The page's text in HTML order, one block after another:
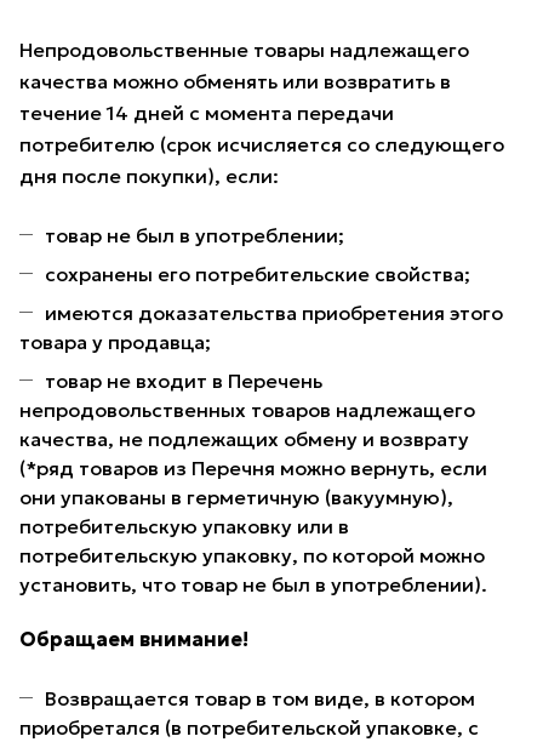
Непродовольственные товары надлежащего
качества можно обменять или возвратить в
течение 14 дней с момента передачи
потребителю (срок исчисляется со следующего
дня после покупки), если:
товар не был в употреблении;
сохранены его потребительские свойства;
имеются доказательства приобретения этого
товара у продавца;
товар не входит в Перечень
непродовольственных товаров надлежащего
качества, не подлежащих обмену и возврату
(*ряд товаров из Перечня можно вернуть, если
они упакованы в герметичную (вакуумную),
потребительскую упаковку или в
потребительскую упаковку, по которой можно
установить, что товар не был в употреблении).
Обращаем внимание!
Возвращается товар в том виде, в котором
приобретался (в потребительской упаковке, с